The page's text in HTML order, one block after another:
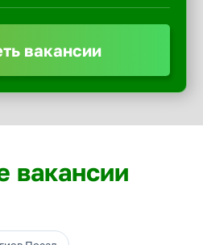
вакансии
вакансии